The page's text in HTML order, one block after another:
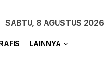
SABTU, 8 AGUSTUS 2026
LAINNYA